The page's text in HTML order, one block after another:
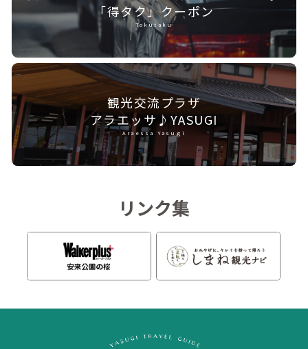
「得タク」クーポン
Tokutaku
観光交流プラザ
アラエッサ♪YASUGI
Araessa Yasugi
リンク集